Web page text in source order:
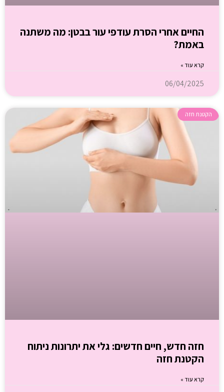
החיים אחרי הסרת עודפי עור בבטן: מה משתנה
באמת?
קרא עוד »
06/04/2025
הקטנת חזה
חזה חדש, חיים חדשים: גלי את יתרונות ניתוח
הקטנת חזה
קרא עוד »